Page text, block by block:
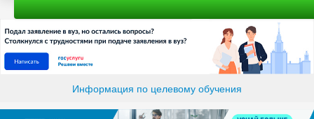
Информация по целевому обучения